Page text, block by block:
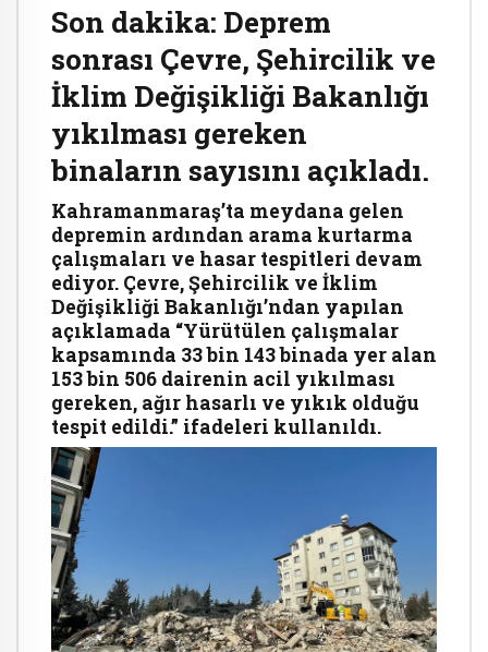
Son dakika: Deprem
sonrası Çevre, Şehircilik ve
İklim Değişikliği Bakanlığı
yıkılması gereken
binaların sayısını açıkladı.
Kahramanmaraş’ta meydana gelen
depremin ardından arama kurtarma
çalışmaları ve hasar tespitleri devam
ediyor. Çevre, Şehircilik ve İklim
Değişikliği Bakanlığı’ndan yapılan
açıklamada “Yürütülen çalışmalar
kapsamında 33 bin 143 binada yer alan
153 bin 506 dairenin acil yıkılması
gereken, ağır hasarlı ve yıkık olduğu
tespit edildi.” ifadeleri kullanıldı.